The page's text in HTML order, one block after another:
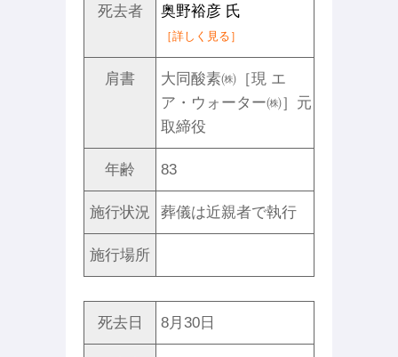
死去者 奥野裕彦 氏
［詳しく見る］
肩書
大同酸素㈱［現 エ
ア・ウォーター㈱］元
取締役
年齢 83
施行状況 葬儀は近親者で執行
施行場所
死去日 8月30日